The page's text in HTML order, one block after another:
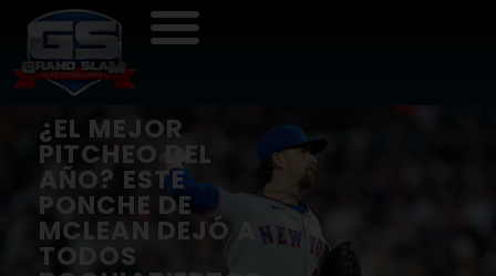
¿EL MEJOR
PITCHEO DEL
AÑO? ESTE
PONCHE DE
MCLEAN DEJÓ A
TODOS